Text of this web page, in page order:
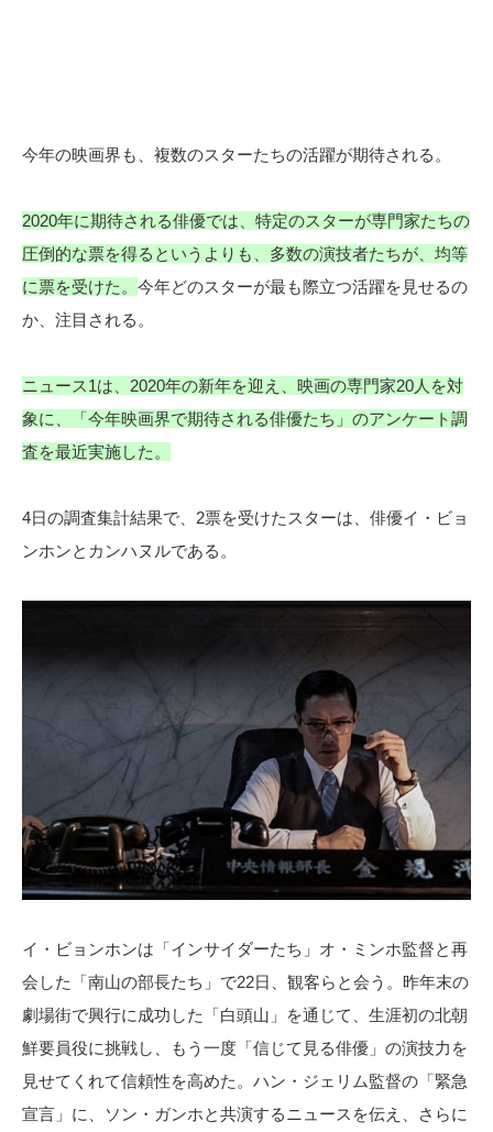
今年の映画界も、複数のスターたちの活躍が期待される。
2020年に期待される俳優では、特定のスターが専門家たちの
圧倒的な票を得るというよりも、多数の演技者たちが、均等
に票を受けた。 今年どのスターが最も際立つ活躍を見せるの
か、注目される。
ニュース1は、2020年の新年を迎え、映画の専門家20人を対
象に、「今年映画界で期待される俳優たち」のアンケート調
査を最近実施した。
4日の調査集計結果で、2票を受けたスターは、俳優イ・ビョ
ンホンとカンハヌルである。
イ・ビョンホンは「インサイダーたち」オ・ミンホ監督と再
会した「南山の部長たち」で22日、観客らと会う。昨年末の
劇場街で興行に成功した「白頭山」を通じて、生涯初の北朝
鮮要員役に挑戦し、もう一度「信じて見る俳優」の演技力を
見せてくれて信頼性を高めた。ハン・ジェリム監督の「緊急
宣言」に、ソン・ガンホと共演するニュースを伝え、さらに